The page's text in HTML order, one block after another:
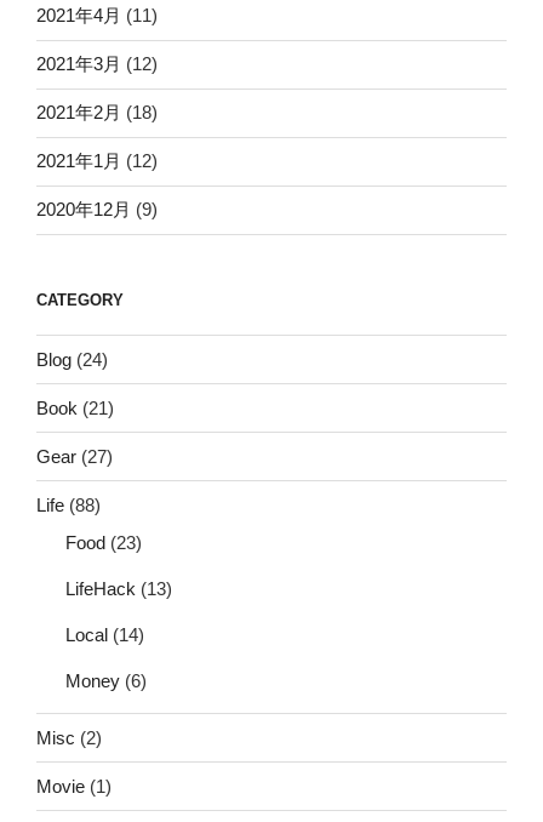
2021年4月 (11)
2021年3月 (12)
2021年2月 (18)
2021年1月 (12)
2020年12月 (9)
CATEGORY
Blog (24)
Book (21)
Gear (27)
Life (88)
Food (23)
LifeHack (13)
Local (14)
Money (6)
Misc (2)
Movie (1)